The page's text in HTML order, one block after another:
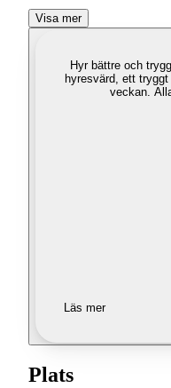
Visa mer
Hyr bättre och
hyresvärd, ett
veckan.
Läs mer
Plats